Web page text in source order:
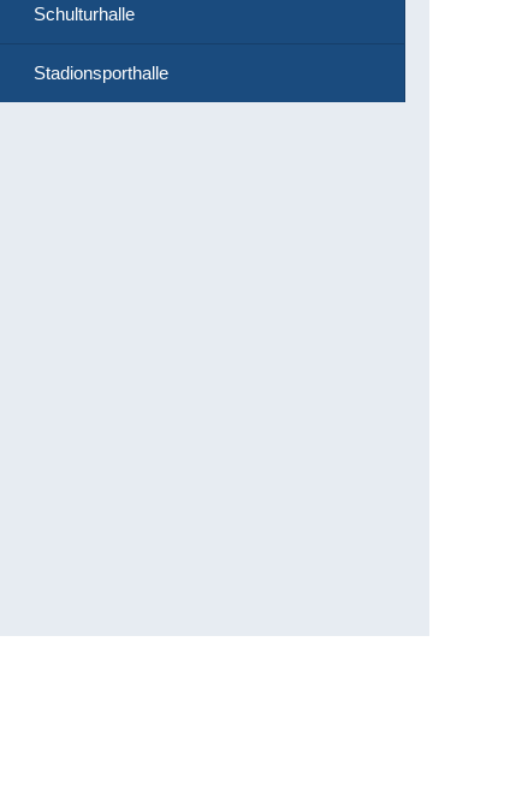
Schulturhalle
Stadionsporthalle